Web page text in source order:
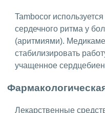
Tambocor
сердечного ритма у
(аритмиями).
стабилизировать
учащенное
Лекарственные